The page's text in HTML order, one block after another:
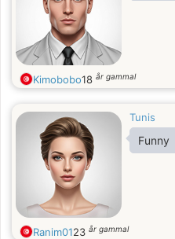
Kimobobo18 år gammal
Tunis
Funny
Ranim0123 år gammal